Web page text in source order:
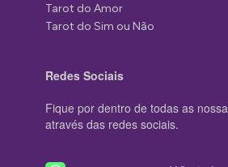
Tarot do Amor
Tarot do Sim ou Não
Redes Sociais
Fique por dentro de todas as
através das redes sociais.